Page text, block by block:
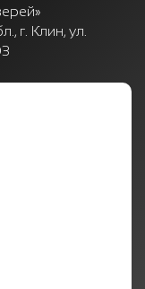
г. Клин, ул.